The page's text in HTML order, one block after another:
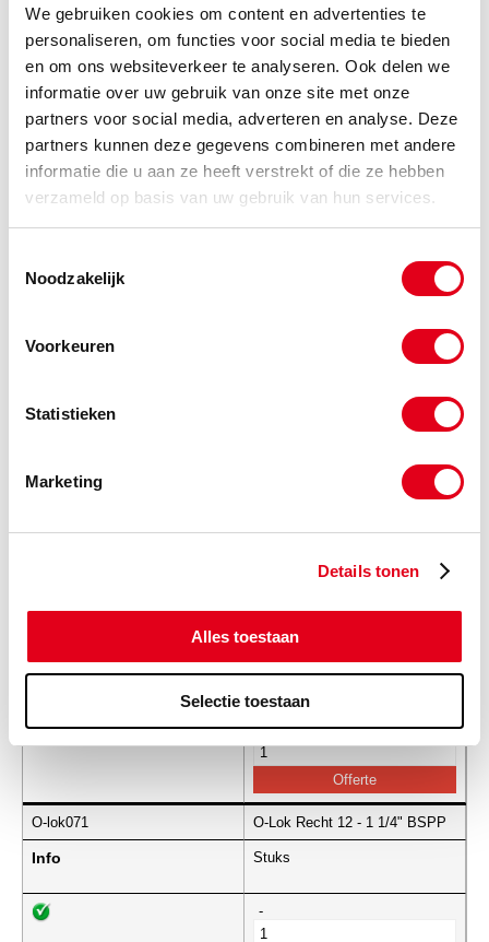
We gebruiken cookies om content en advertenties te
personaliseren, om functies voor social media te bieden
en om ons websiteverkeer te analyseren. Ook delen we
informatie over uw gebruik van onze site met onze
partners voor social media, adverteren en analyse. Deze
partners kunnen deze gegevens combineren met andere
informatie die u aan ze heeft verstrekt of die ze hebben
verzameld op basis van uw gebruik van hun services.
Noodzakelijk
Voorkeuren
Statistieken
Marketing
Details tonen
Alles toestaan
Selectie toestaan
O-lok067 O-Lok Recht 10 - 1" BSPP
O-lok068 O-Lok Recht 12 - 1/2" BSPP
O-Lok Recht 12 - 1" BSPP
Info Stuks
-
O-lok071 O-Lok Recht 12 - 1 1/4" BSPP
Info Stuks
-